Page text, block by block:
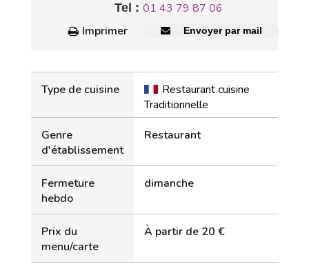
Tel : 01 43 79 87 06
Imprimer
Envoyer par mail
Type de cuisine
Restaurant cuisine
Traditionnelle
Genre
d'établissement
Restaurant
Fermeture
hebdo
dimanche
Prix du
menu/carte
À partir de 20 €